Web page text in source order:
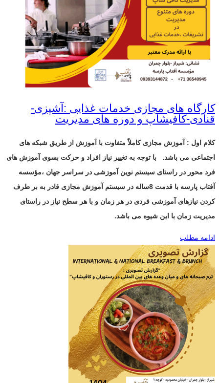
کارگاه های مجازی خدمات غذایی :آشپزی-
قنادی-کافیشاپ و دوره های مدیریت
کلام اول : آموزش مجازی کاملاً متفاوت با آموزش از طریق شبکه های
اجتماعی می باشد.
با توجه به تغییر نیاز افراد و حرکت بسوی آموزش های
فرد محور در راستای سیستم نوین آموزشی در سراسر جهان ،مؤسسه
آفتاب پارسه با قدمت 8ساله در سیستم آموزش مجازی قادر به بر طرف
کردن نیازهای آموزشی فردی در هر زمان و با هر سطح نیاز در راستای
مدیریت زمان با این شیوه می باشد.
ادامه مطلب